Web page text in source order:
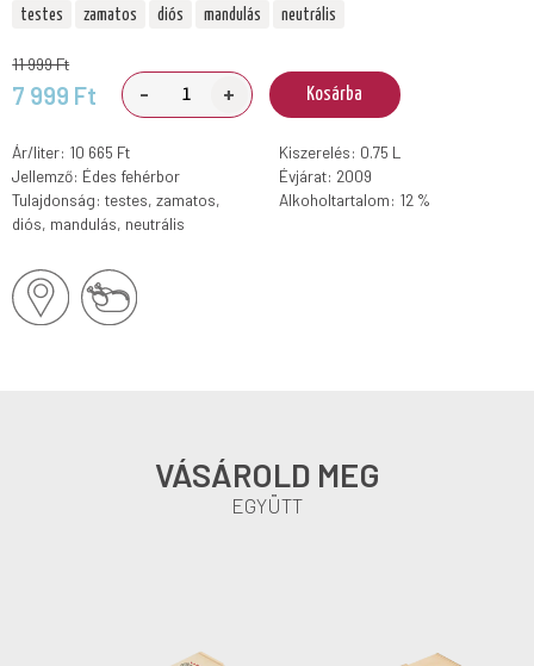
testes zamatos diós mandulás neutrális
11 999 Ft
7 999 Ft - + Kosárba
Ár/liter: 10 665 Ft
Kiszerelés: 0.75 L
Jellemző: Édes fehérbor
Évjárat: 2009
Tulajdonság: testes, zamatos,
diós, mandulás, neutrális
Alkoholtartalom: 12 %
VÁSÁROLD MEG
EGYÜTT